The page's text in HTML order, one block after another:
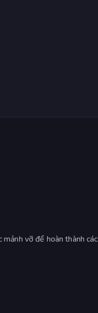
vỡ để hoàn thành các